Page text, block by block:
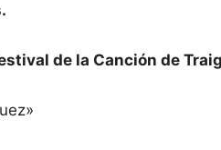
de la Canción de